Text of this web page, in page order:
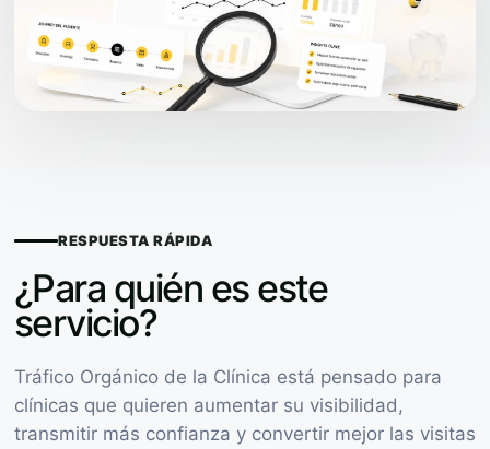
RESPUESTA RÁPIDA
¿Para quién es este
servicio?
Tráfico Orgánico de la Clínica está pensado para
clínicas que quieren aumentar su visibilidad,
transmitir más confianza y convertir mejor las visitas